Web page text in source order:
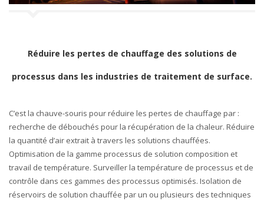
Réduire les pertes de chauffage des solutions de
processus dans les industries de traitement de surface.
C’est la chauve-souris pour réduire les pertes de chauffage par :
recherche de débouchés pour la récupération de la chaleur. Réduire
la quantité d’air extrait à travers les solutions chauffées.
Optimisation de la gamme processus de solution composition et
travail de température. Surveiller la température de processus et de
contrôle dans ces gammes des processus optimisés. Isolation de
réservoirs de solution chauffée par un ou plusieurs des techniques